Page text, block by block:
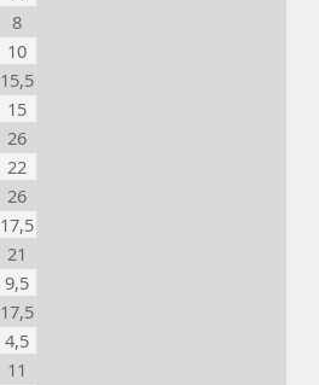
8
10
15,5
15
26
22
26
17,5
21
9,5
17,5
4,5
11